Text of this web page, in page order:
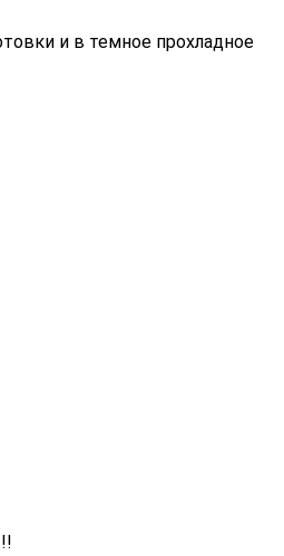
и в темное прохладное